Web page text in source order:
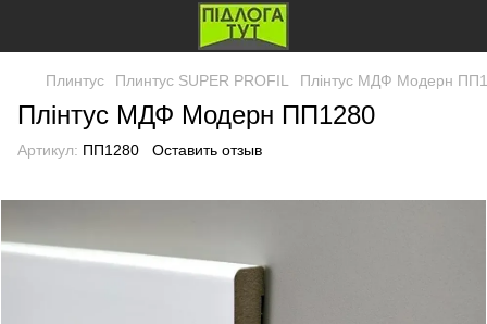
Плинтус Плинтус SUPER PROFIL Плінтус МДФ Модерн
Плінтус МДФ Модерн ПП1280
Артикул: ПП1280 Оставить отзыв